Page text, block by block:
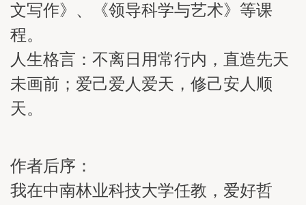
文写作》、《领导科学与艺术》等课
程。
人生格言：不离日用常行内，直造先天
未画前；爱己爱人爱天，修己安人顺
天。
作者后序：
我在中南林业科技大学任教，爱好哲